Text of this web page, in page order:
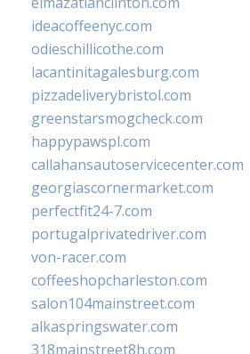
ideacoffeenyc.com
odieschillicothe.com
lacantinitagalesburg.com
pizzadeliverybristol.com
greenstarsmogcheck.com
happypawspl.com
callahansautoservicecenter.com
georgiascornermarket.com
perfectfit24-7.com
portugalprivatedriver.com
von-racer.com
coffeeshopcharleston.com
salon104mainstreet.com
alkaspringswater.com
318mainstreet8h.com